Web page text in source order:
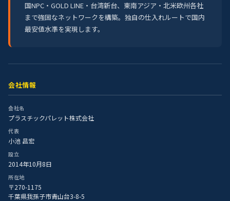
国NPC・GOLD LINE・台湾新台、東南アジア・北米欧州各社
まで強固なネットワークを構築。独自の仕入れルートで国内
最安値水準を実現します。
会社情報
会社名
プラスチックパレット株式会社
代表
小池 昌宏
設立
2014年10月8日
所在地
〒270-1175
千葉県我孫子市青山台3-8-5